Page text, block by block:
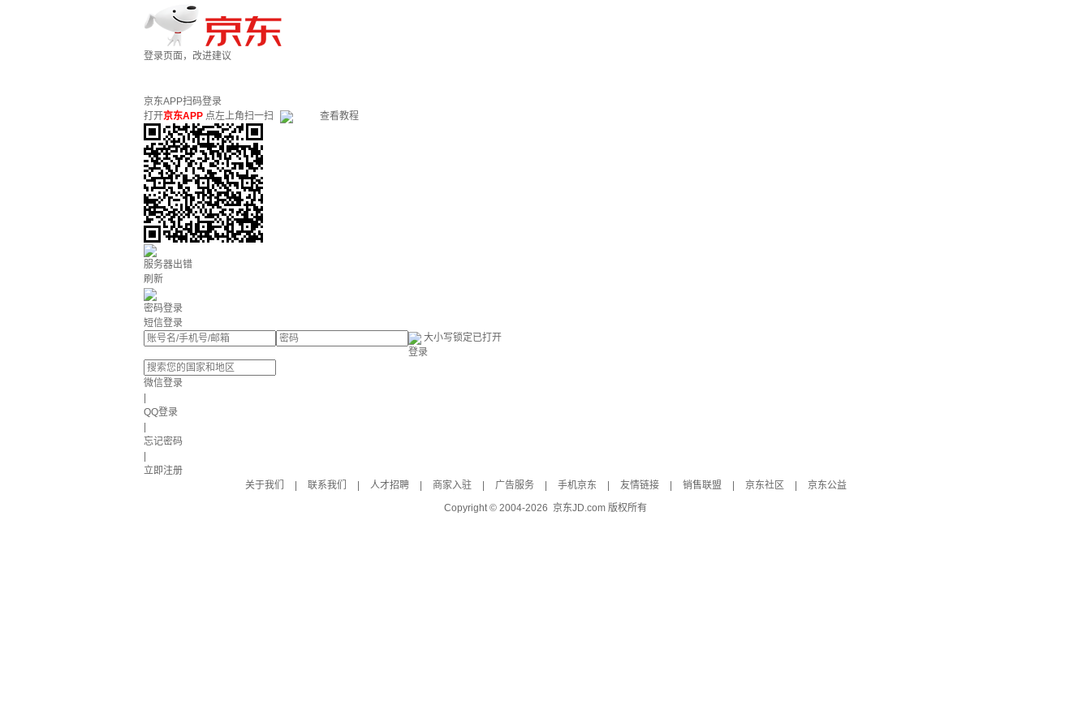
登录页面，改进建议
京东APP扫码登录
打开京东APP 点左上角扫一扫 查看教程
服务器出错
刷新
密码登录
短信登录
大小写锁定已打开
登录
微信登录
QQ登录
忘记密码
立即注册
关于我们
联系我们 人才招聘 商家入驻 广告服务 手机京东 友情链接 销售联盟 京东社区
京东公益
Copyright © 2004-2026 京东JD.com 版权所有